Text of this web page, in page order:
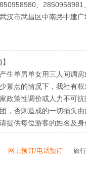
、
汉市武昌区中南路中建
生单男单女用三人间调
景点的情况下，我社有
政策性调价或人力不可
，否则造成的一切损失
提供每位游客的姓名及
网上预订/电话预订 旅